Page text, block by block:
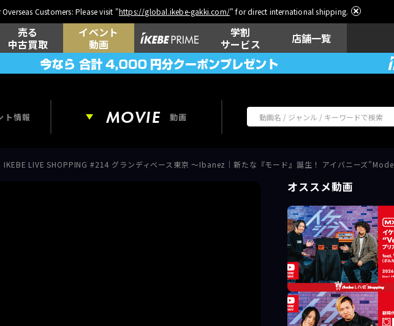
Overseas Customers: Please visit "https://global.ikebe-gakki.com/" for direct international shipping.
売る
中古買取
イベント
動画
学割
サービス
店舗一覧
ト情報 MOVIE 動画
IKEBE LIVE SHOPPING #214 グランディベース東京 ～Ibanez｜新たな『モード』誕生！ アイバニーズ
オススメ動画